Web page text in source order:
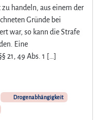
handeln, aus einem der
Gründe bei
war, so kann die Strafe
Eine
21, 49 Abs. 1 […]
Drogenabhängigkeit